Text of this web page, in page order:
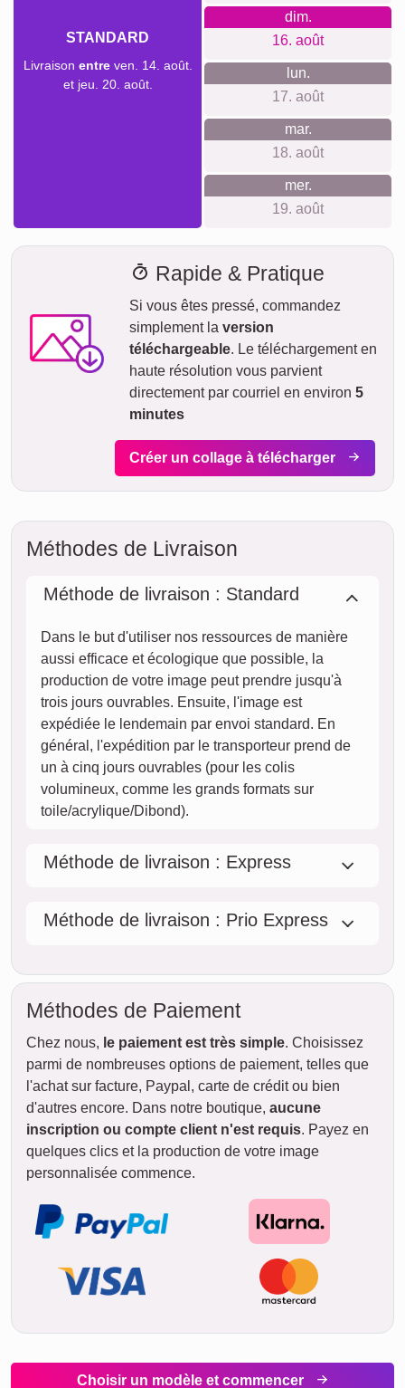
STANDARD
Livraison entreven. 14. août.
et jeu. 20. août.
dim.
16. août
lun.
17. août
mar.
18. août
mer.
19. août
Rapide & Pratique
Si vous êtes pressé, commandez
simplement la version
téléchargeable. Le téléchargement en
haute résolution vous parvient
directement par courriel en environ 5
minutes
Créer un collage à télécharger
Méthodes de Livraison
Méthode de livraison : Standard
Dans le but d'utiliser nos ressources de manière
aussi efficace et écologique que possible, la
production de votre image peut prendre jusqu'à
trois jours ouvrables. Ensuite, l'image est
expédiée le lendemain par envoi standard. En
général, l'expédition par le transporteur prend de
un à cinq jours ouvrables (pour les colis
volumineux, comme les grands formats sur
toile/acrylique/Dibond).
Méthode de livraison : Express
Méthode de livraison : Prio Express
Méthodes de Paiement
Chez nous, le paiement est très simple. Choisissez
parmi de nombreuses options de paiement, telles que
l'achat sur facture, Paypal, carte de crédit ou bien
d'autres encore. Dans notre boutique, aucune
inscription ou compte client n'est requis. Payez en
quelques clics et la production de votre image
personnalisée commence.
Choisir un modèle et commencer